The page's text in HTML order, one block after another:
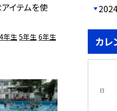
アイテムを使
4年生 5年生 6年生 カレ
日